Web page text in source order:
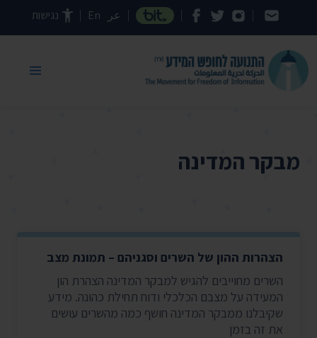
דילוג לתוכן העמוד عر En נגישות
מבקר המדינה
הצהרות ההון של השרים וסגניהם – תמונת מצב
השרים מחוייבים להגיש למבקר המדינה הצהרת הון
המעידה על מצבם הכלכלי ודוח תחילת כהונה. מידע
שקיבלנו ממבקר המדינה חושף כמה מהשרים עושים
את זה בזמן